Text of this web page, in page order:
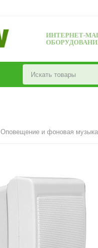
ИНТЕРНЕТ-
Оповещение и фоновая музыка